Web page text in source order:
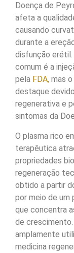
Doença de
afeta a
causando
durante a
disfunção
comum é a
pela FDA, mas
destaque
regenerativa e
sintomas da
O plasma rico
terapêutica
propriedades
regeneração
obtido a partir
por meio de
que concentra
de
amplamente
medicina